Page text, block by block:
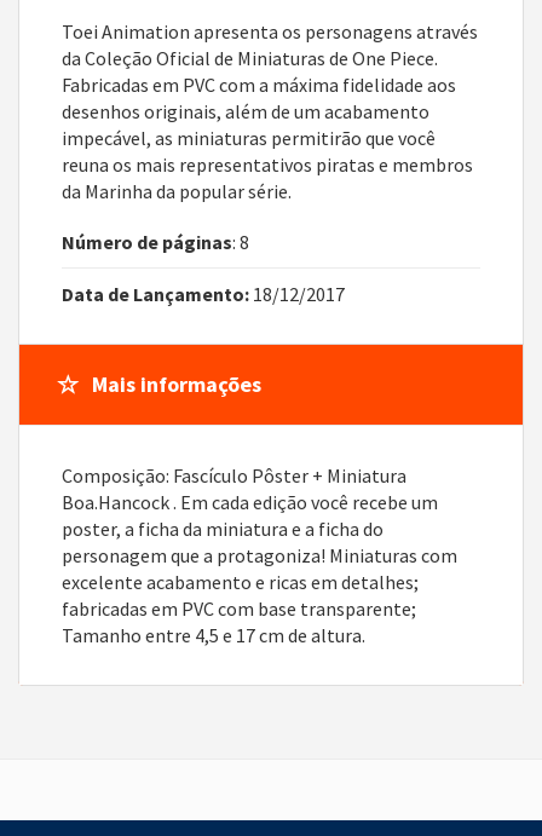
Toei Animation apresenta os personagens através
da Coleção Oficial de Miniaturas de One Piece.
Fabricadas em PVC com a máxima fidelidade aos
desenhos originais, além de um acabamento
impecável, as miniaturas permitirão que você
reuna os mais representativos piratas e membros
da Marinha da popular série.
Número de páginas: 8
Data de Lançamento: 18/12/2017
Mais informações
Composição: Fascículo Pôster + Miniatura
Boa.Hancock . Em cada edição você recebe um
poster, a ficha da miniatura e a ficha do
personagem que a protagoniza! Miniaturas com
excelente acabamento e ricas em detalhes;
fabricadas em PVC com base transparente;
Tamanho entre 4,5 e 17 cm de altura.